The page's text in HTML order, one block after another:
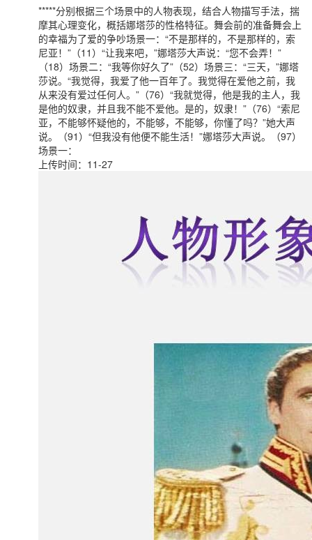
*****分别根据三个场景中的人物表现，结合人物描写手法，揣
摩其心理变化，概括娜塔莎的性格特征。舞会前的准备舞会上
的幸福为了爱的争吵场景一：“不是那样的，不是那样的，索
尼亚！”（11）“让我来吧，”娜塔莎大声说：“您不会弄！”
（18）场景二：“我等你好久了”（52）场景三：“三天，”娜塔
莎说。“我觉得，我爱了他一百年了。我觉得在爱他之前，我
从来没有爱过任何人。”（76）“我就觉得，他是我的主人，我
是他的奴隶，并且我不能不爱他。是的，奴隶！”（76）“索尼
亚，不能够怀疑他的，不能够，不能够，你懂了吗？”她大声
说。（91）“但我没有他便不能生活！”娜塔莎大声说。（97）
场景一：
上传时间：11-27